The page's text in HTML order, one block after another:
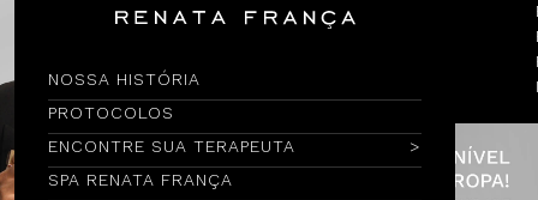
NOSSA HISTÓRIA
PROTOCOLOS
ENCONTRE SUA TERAPEUTA
SPA RENATA FRANÇA